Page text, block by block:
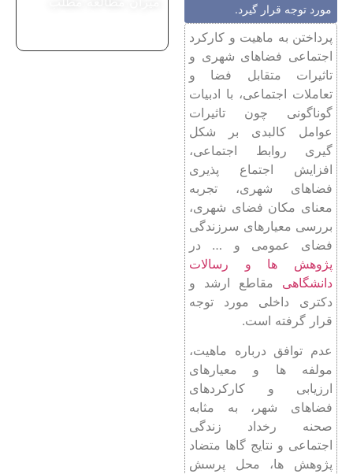
مورد توجه قرار گیرد.
پرداختن به ماهیت و کارکرد
اجتماعی فضاهای شهری و
تاثیرات متقابل فضا و
تعاملات اجتماعی، با ادبیات
گوناگونی چون تاثیرات
عوامل کالبدی بر شکل
‌گیری روابط اجتماعی،
افزایش اجتماع ‌پذیری
فضاهای شهری، تجربه
معنای مکان فضای شهری،
بررسی معیارهای سرزندگی
فضای عمومی و … در
پژوهش ها و رسالات
دانشگاهی مقاطع ارشد و
دکتری داخلی مورد توجه
قرار گرفته است.
عدم توافق درباره ماهیت،
مولفه ‌ها و معیارهای
ارزیابی و کارکردهای
فضاهای شهر، به مثابه
صحنه رخداد زندگی
اجتماعی و نتایج گاها متضاد
پژوهش ‌ها، محل پرسش